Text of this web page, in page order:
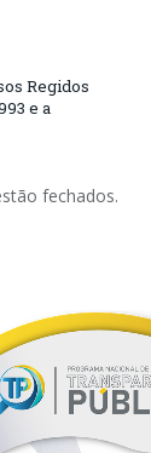
Regidos
e a
fechados.